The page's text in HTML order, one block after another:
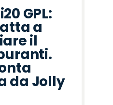
GPL:
a
il
da Jolly